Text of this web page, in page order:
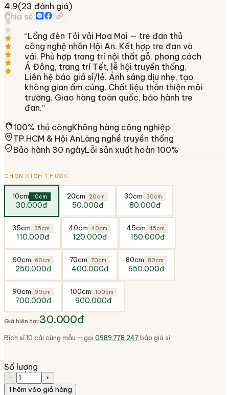
4.9(23 đánh giá)
Chia sẻ:
“Lồng đèn Tỏi vải Hoa Mai — tre đan thủ
công nghệ nhân Hội An. Kết hợp tre đan và
vải. Phù hợp trang trí nội thất gỗ, phong cách
Á Đông, trang trí Tết, lễ hội truyền thống.
Liên hệ báo giá sỉ/lẻ. Ánh sáng dịu nhẹ, tạo
không gian ấm cúng. Chất liệu thân thiện môi
trường. Giao hàng toàn quốc, bảo hành tre
đan.”
100% thủ côngKhông hàng công nghiệp
TP.HCM & Hội AnLàng nghề truyền thống
Bảo hành 30 ngàyLỗi sản xuất hoàn 100%
CHỌN KÍCH THƯỚC
10cm 10cm
30.000đ
20cm 20cm
50.000đ
30cm 30cm
80.000đ
35cm 35cm
110.000đ
40cm 40cm
120.000đ
45cm 45cm
150.000đ
60cm 60cm
250.000đ
70cm 70cm
400.000đ
80cm 80cm
650.000đ
90cm 90cm
700.000đ
100cm 100cm
900.000đ
Giá hiện tại:30.000đ
Bịch sỉ 10 cái cùng mẫu — gọi 0989.778.247báo giá sỉ
Số lượng
−
+
Thêm vào giỏ hàng